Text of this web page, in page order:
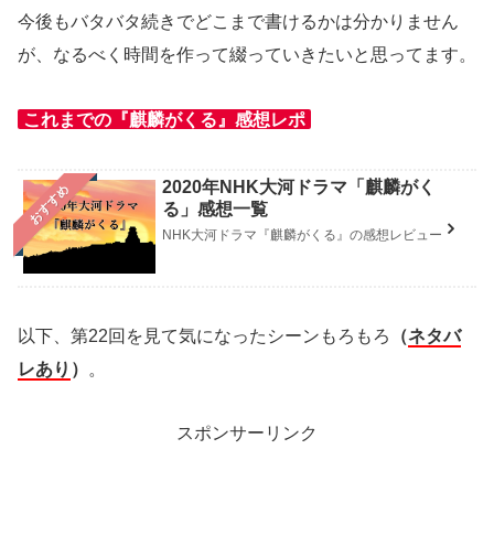
今後もバタバタ続きでどこまで書けるかは分かりません
が、なるべく時間を作って綴っていきたいと思ってます。
これまでの『麒麟がくる』感想レポ
おすすめ
2020年NHK大河ドラマ「麒麟がく
る」感想一覧
NHK大河ドラマ『麒麟がくる』の感想レビュー
以下、第22回を見て気になったシーンもろもろ （ネタバ
レあり ） 。
スポンサーリンク